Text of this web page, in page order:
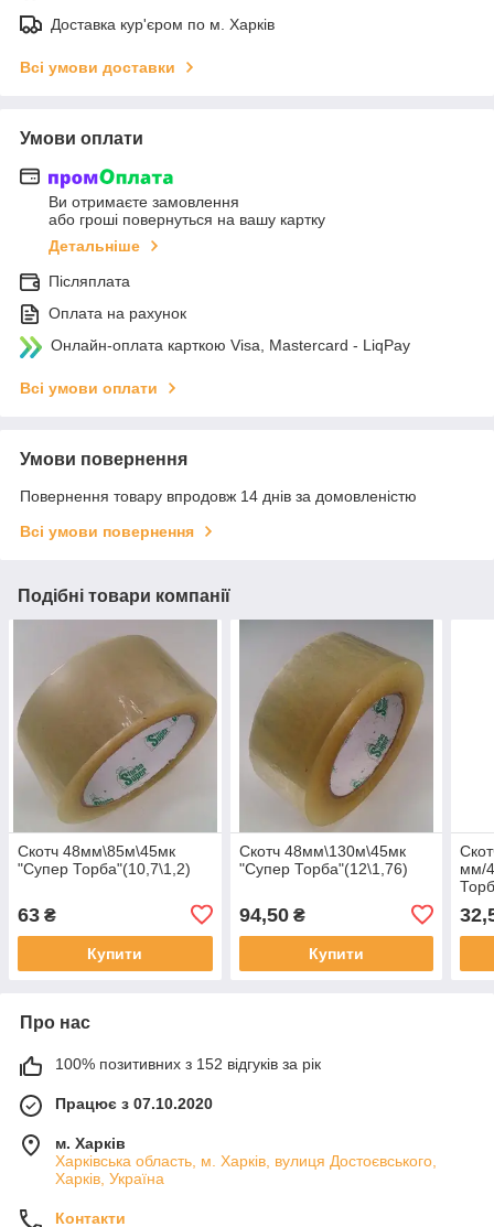
Доставка кур'єром по м. Харків
Всі умови доставки
Умови оплати
Ви отримаєте замовлення
або гроші повернуться на вашу картку
Детальніше
Післяплата
Оплата на рахунок
Онлайн-оплата карткою Visa, Mastercard - LiqPay
Всі умови оплати
Умови повернення
Повернення товару впродовж 14 днів за домовленістю
Всі умови повернення
Подібні товари компанії
Скотч 48мм\85м\45мк
"Супер Торба"(10,7\1,2)
63 ₴
Купити
Скотч 48мм\130м\45мк
"Супер Торба"(12\1,76)
94,50₴
Купити
мм/
Про нас
100% позитивних з 152 відгуків за рік
Працює з 07.10.2020
м. Харків
Харківська область, м. Харків, вулиця Достоєвського,
Харків, Україна
Контакти